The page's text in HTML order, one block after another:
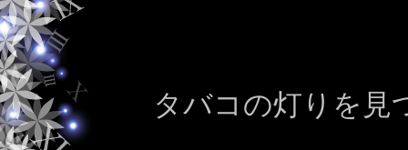
タバコの灯りを見